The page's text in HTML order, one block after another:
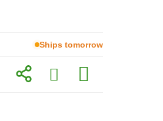
Ships tomorrow